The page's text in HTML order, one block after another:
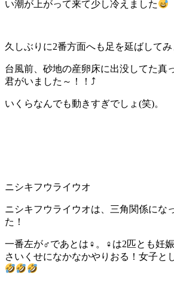
い潮が上がって来て少し冷えました
久しぶりに2番方面へも足を延ばしてみ
台風前、砂地の産卵床に出没してた真
君がいました～！！⤴
いくらなんでも動きすぎでしょ(笑)。
ニシキフウライウオ
ニシキフウライウオは、三角関係にな
た！
一番左が♂であとは♀。♀は2匹とも妊
さいくせになかなかやりおる！女子と